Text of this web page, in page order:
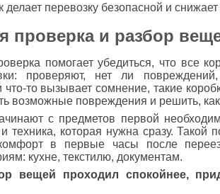
делает перевозку безопасной и
проверка и разбор
помогает убедиться, что все
проверяют, нет ли
что-то вызывает сомнение, такие
возможные повреждения и решить,
с предметов первой
техника, которая нужна сразу. Такой
в первые часы после
кухне, текстилю, документам.
вещей проходил спокойнее,